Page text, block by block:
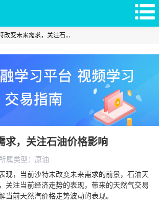
改变未来需求，关注石...
求，关注石油价格影响
所属类型： 原油
，当前沙特未改变未来需求的前景，石油天
关注当前经济走势的表现，带来的天然气交易
当前天然汽价格走势波动的表现。